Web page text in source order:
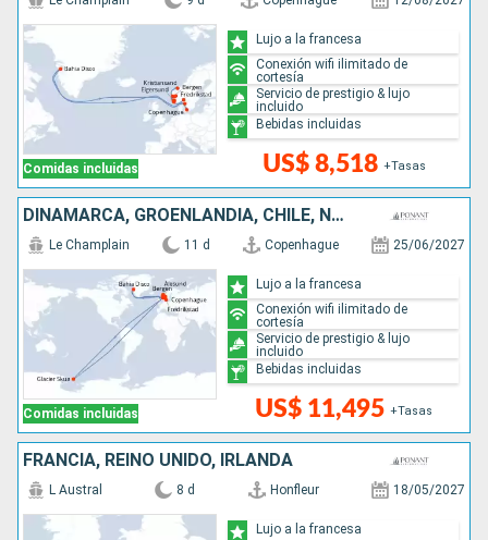
Comidas incluidas US$ 8,518 +Tasas
Lujo a la francesa
Conexión wifi ilimitado de
cortesía
Servicio de prestigio & lujo
incluido
Bebidas incluidas
DINAMARCA, GROENLANDIA, CHILE, NORUEGA
Comidas incluidas
Le Champlain 11 d Copenhague 25/06/2027
US$ 11,495 +Tasas
Lujo a la francesa
Conexión wifi ilimitado de
cortesía
Servicio de prestigio & lujo
incluido
Bebidas incluidas
FRANCIA, REINO UNIDO, IRLANDA
L Austral 8 d Honfleur 18/05/2027
Lujo a la francesa